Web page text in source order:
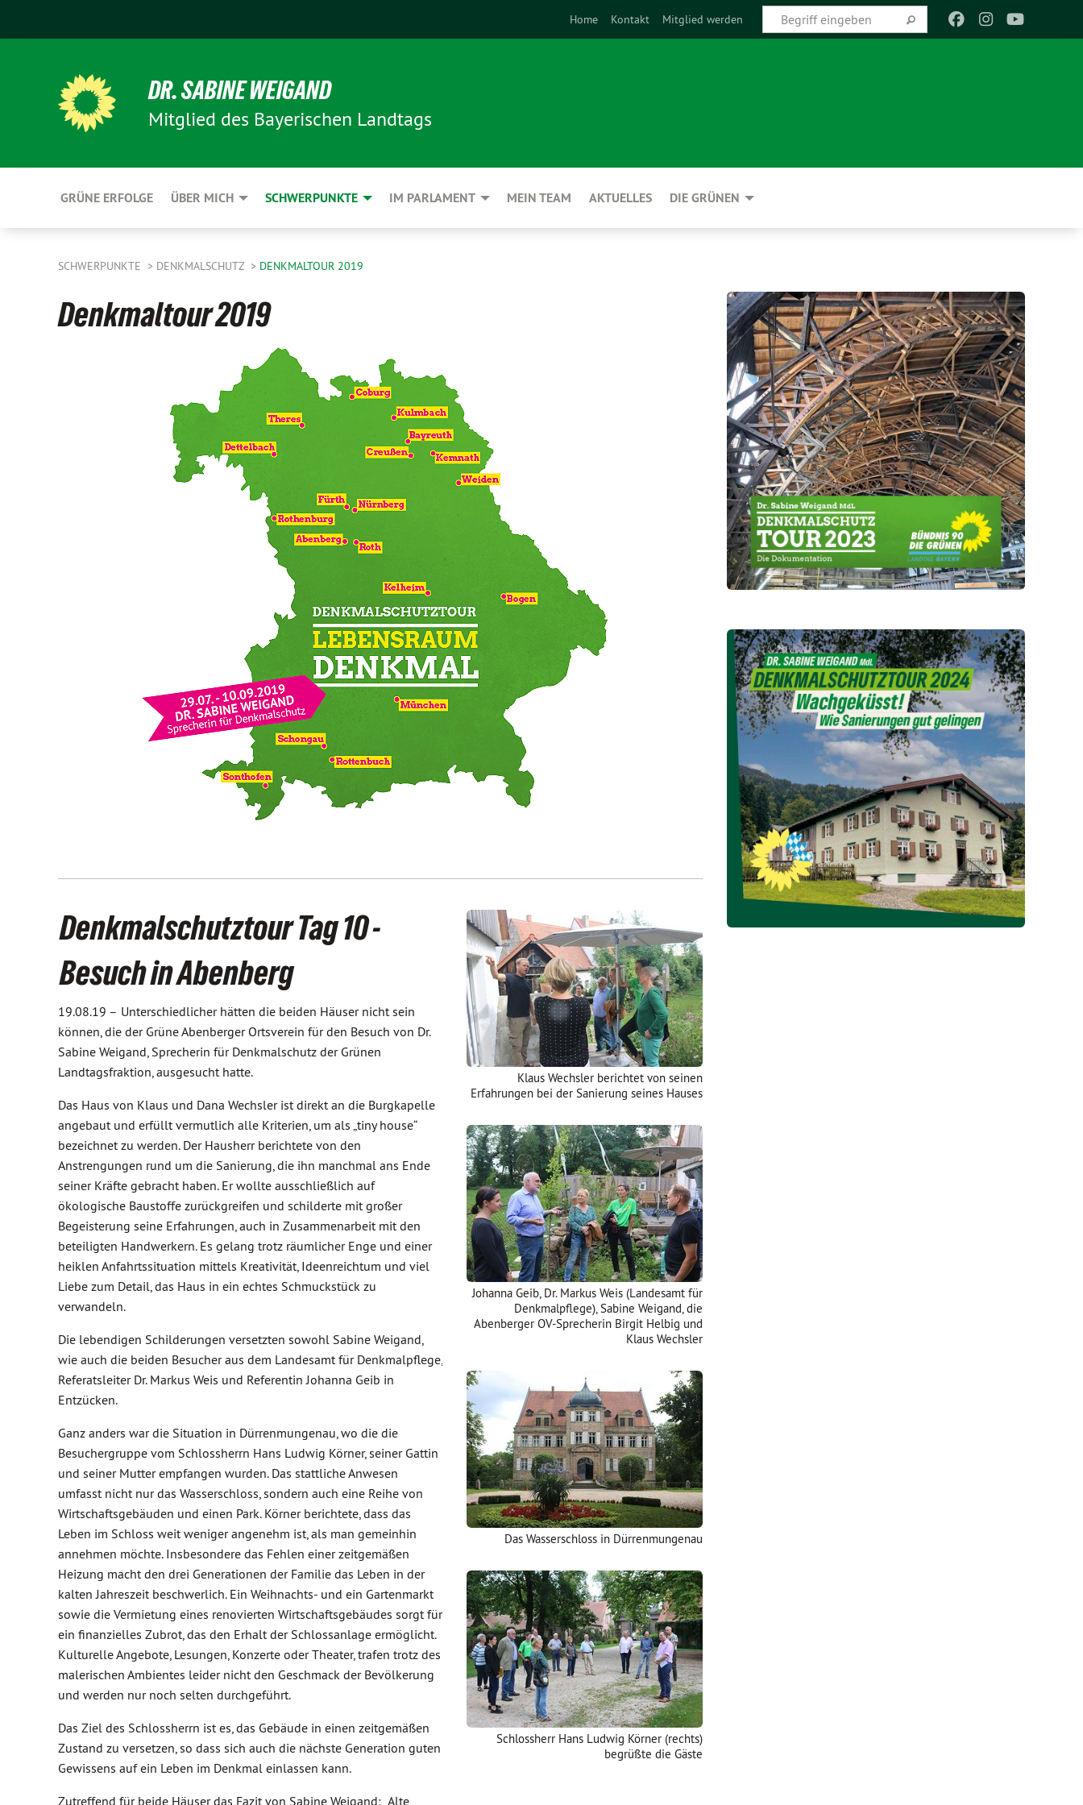
Home Kontakt Mitglied werden
DR. SABINE WEIGAND
Mitglied des Bayerischen Landtags
GRÜNE ERFOLGE ÜBER MICH SCHWERPUNKTE IM PARLAMENT MEIN TEAM AKTUELLES DIE GRÜNEN
SCHWERPUNKTE DENKMALSCHUTZ DENKMALTOUR 2019
Denkmaltour 2019
Klaus Wechsler berichtet von seinen
Erfahrungen bei der Sanierung seines Hauses
Johanna Geib, Dr. Markus Weis (Landesamt für
Denkmalpflege), Sabine Weigand, die
Abenberger OV-Sprecherin Birgit Helbig und
Klaus Wechsler
Das Wasserschloss in Dürrenmungenau
Schlossherr Hans Ludwig Körner (rechts)
begrüßte die Gäste
Denkmalschutztour Tag 10 -
Besuch in Abenberg
19.08.19 – Unterschiedlicher hätten die beiden Häuser nicht sein
können, die der Grüne Abenberger Ortsverein für den Besuch von Dr.
Sabine Weigand, Sprecherin für Denkmalschutz der Grünen
Landtagsfraktion, ausgesucht hatte.
Das Haus von Klaus und Dana Wechsler ist direkt an die Burgkapelle
angebaut und erfüllt vermutlich alle Kriterien, um als „tiny house“
bezeichnet zu werden. Der Hausherr berichtete von den
Anstrengungen rund um die Sanierung, die ihn manchmal ans Ende
seiner Kräfte gebracht haben. Er wollte ausschließlich auf
ökologische Baustoffe zurückgreifen und schilderte mit großer
Begeisterung seine Erfahrungen, auch in Zusammenarbeit mit den
beteiligten Handwerkern. Es gelang trotz räumlicher Enge und einer
heiklen Anfahrtssituation mittels Kreativität, Ideenreichtum und viel
Liebe zum Detail, das Haus in ein echtes Schmuckstück zu
verwandeln.
Die lebendigen Schilderungen versetzten sowohl Sabine Weigand,
wie auch die beiden Besucher aus dem Landesamt für Denkmalpflege,
Referatsleiter Dr. Markus Weis und Referentin Johanna Geib in
Entzücken.
Ganz anders war die Situation in Dürrenmungenau, wo die die
Besuchergruppe vom Schlossherrn Hans Ludwig Körner, seiner Gattin
und seiner Mutter empfangen wurden. Das stattliche Anwesen
umfasst nicht nur das Wasserschloss, sondern auch eine Reihe von
Wirtschaftsgebäuden und einen Park. Körner berichtete, dass das
Leben im Schloss weit weniger angenehm ist, als man gemeinhin
annehmen möchte. Insbesondere das Fehlen einer zeitgemäßen
Heizung macht den drei Generationen der Familie das Leben in der
kalten Jahreszeit beschwerlich. Ein Weihnachts- und ein Gartenmarkt
sowie die Vermietung eines renovierten Wirtschaftsgebäudes sorgt für
ein finanzielles Zubrot, das den Erhalt der Schlossanlage ermöglicht.
Kulturelle Angebote, Lesungen, Konzerte oder Theater, trafen trotz des
malerischen Ambientes leider nicht den Geschmack der Bevölkerung
und werden nur noch selten durchgeführt.
Das Ziel des Schlossherrn ist es, das Gebäude in einen zeitgemäßen
Zustand zu versetzen, so dass sich auch die nächste Generation guten
Gewissens auf ein Leben im Denkmal einlassen kann.
Zutreffend für beide Häuser das Fazit von Sabine Weigand: „Alte